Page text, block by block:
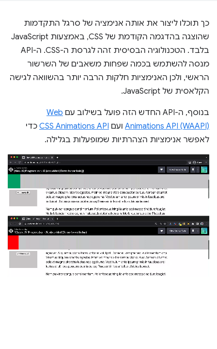
כך תוכלו ליצור את אותה אנימציה של סרגל התקדמות
שהוצגה בהדגמה הקודמת של CSS, באמצעות JavaScript
בלבד. הטכנולוגיה הבסיסית זהה לגרסת ה-CSS. ה-API
מנסה להשתמש בכמה שפחות משאבים של השרשור
הראשי, ולכן האנימציות חלקות הרבה יותר בהשוואה לגישה
הקלאסית של JavaScript.
בנוסף, ה-API החדש הזה פועל בשילוב עם
Web
Animations API (WAAPI) ועם CSS Animations API כדי
לאפשר אנימציות הצהרתיות שמופעלות בגלילה.